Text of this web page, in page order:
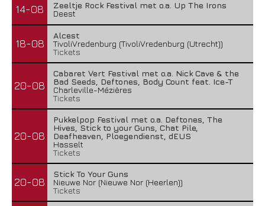
14-08
Zeeltje Rock Festival met o.a. Up The Irons
Deest
18-08
Alcest
TivoliVredenburg (TivoliVredenburg (Utrecht))
Tickets
20-08
Cabaret Vert Festival met o.a. Nick Cave & the
Bad Seeds, Deftones, Body Count feat. Ice-T
Charleville-Mézières
Tickets
20-08
Pukkelpop Festival met o.a. Deftones, The
Hives, Stick to your Guns, Chat Pile,
Deafheaven, Ploegendienst, dEUS
Hasselt
Tickets
20-08
Stick To Your Guns
Nieuwe Nor (Nieuwe Nor (Heerlen))
Tickets